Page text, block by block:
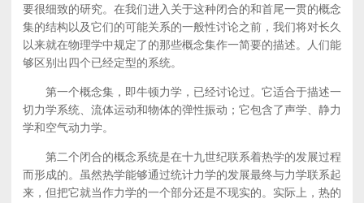
要很细致的研究。在我们进入关于这种闭合的和首尾一贯的概念
集的结构以及它们的可能关系的一般性讨论之前，我们将对长久
以来就在物理学中规定了的那些概念集作一简要的描述。人们能
够区别出四个已经定型的系统。
第一个概念集，即牛顿力学，已经讨论过。它适合于描述一
切力学系统、流体运动和物体的弹性振动；它包含了声学、静力
学和空气动力学。
第二个闭合的概念系统是在十九世纪联系着热学的发展过程
而形成的。虽然热学能够通过统计力学的发展最终与力学联系起
来，但把它就当作力学的一个部分还是不现实的。实际上，热的